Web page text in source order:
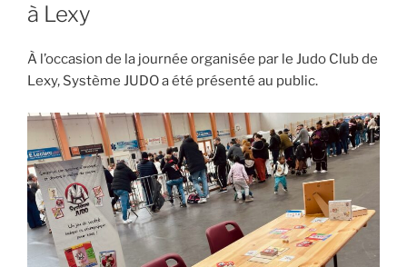
à Lexy
À l’occasion de la journée organisée par le Judo Club de
Lexy, Système JUDO a été présenté au public.